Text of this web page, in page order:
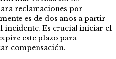
reclamaciones por
es de dos años a partir
incidente. Es crucial iniciar el
este plazo para
compensación.